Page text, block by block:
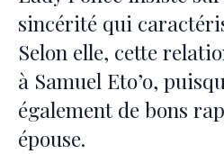
sincérité qui
Selon elle, cette
à Samuel Eto’o,
également de bons
épouse.